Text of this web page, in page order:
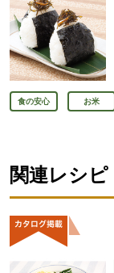
食の安心 お米
関連レシピ